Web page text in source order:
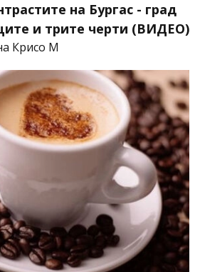
на Бургас - град
и трите черти (ВИДЕО)
Крисо М